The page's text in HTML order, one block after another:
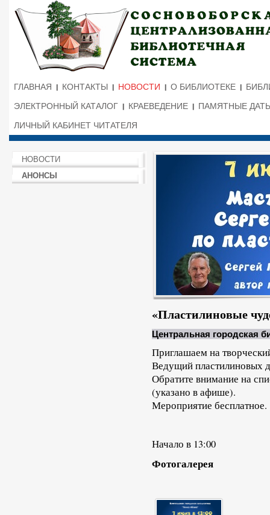
ГЛАВНАЯ КОНТАКТЫ НОВОСТИ О БИБЛИОТЕКЕ
ЭЛЕКТРОННЫЙ КАТАЛОГ
КРАЕВЕДЕНИЕ
ПАМЯТНЫЕ
ЛИЧНЫЙ КАБИНЕТ ЧИТАТЕЛЯ
НОВОСТИ
АНОНСЫ
«Пластилиновые
Центральная городская
Приглашаем на
Ведущий пластилиновых
Обратите внимание на
(указано в афише).
Мероприятие бесплатное.
Начало в 13:00
Фотогалерея